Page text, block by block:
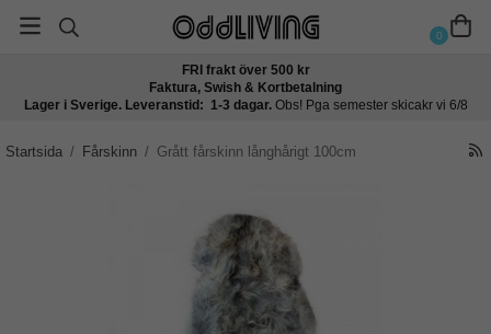
0
FRI frakt över 500 kr
Faktura, Swish & Kortbetalning
Lager i Sverige. Leveranstid: 1-3 dagar. Obs! Pga semester skicakr vi 6/8
Startsida / Fårskinn / Grått fårskinn långhårigt 100cm